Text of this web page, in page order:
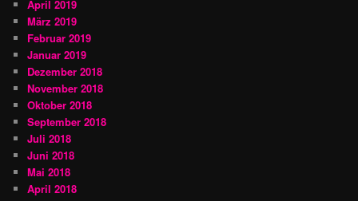
April 2019
März 2019
Februar 2019
Januar 2019
Dezember 2018
November 2018
Oktober 2018
September 2018
Juli 2018
Juni 2018
Mai 2018
April 2018